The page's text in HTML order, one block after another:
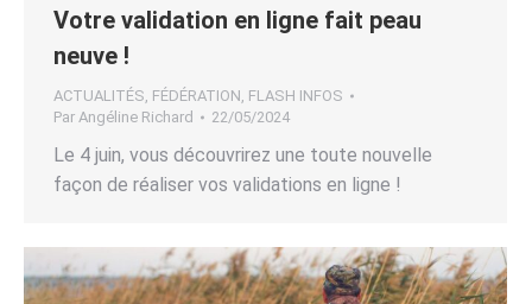
Votre validation en ligne fait peau
neuve !
ACTUALITÉS, FÉDÉRATION, FLASH INFOS
Par Angéline Richard 22/05/2024
Le 4 juin, vous découvrirez une toute nouvelle
façon de réaliser vos validations en ligne !